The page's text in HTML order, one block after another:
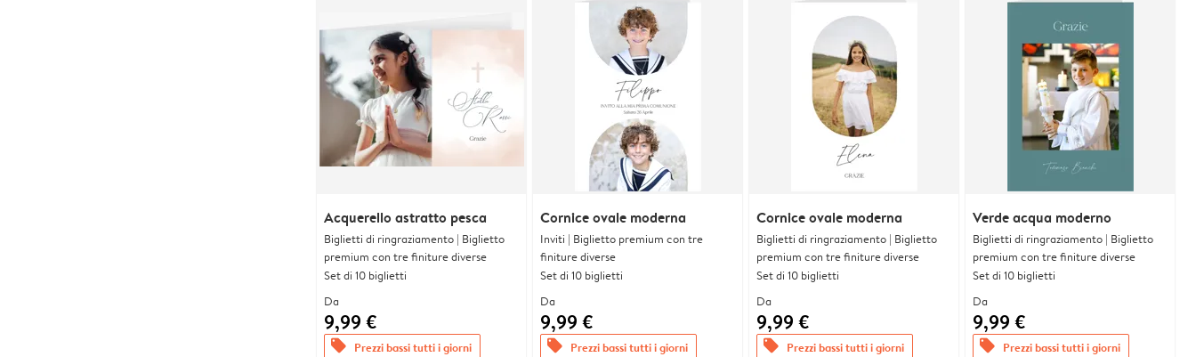
Acquerello astratto pesca
Biglietti di ringraziamento | Biglietto
premium con tre finiture diverse
Set di 10 biglietti
Da
9,99 €
offers Prezzi bassi tutti i giorni
Cornice ovale moderna
Inviti | Biglietto premium con tre
finiture diverse
Set di 10 biglietti
Da
9,99 €
offers Prezzi bassi tutti i giorni
Cornice ovale moderna
Biglietti di ringraziamento | Biglietto
premium con tre finiture diverse
Set di 10 biglietti
Da
9,99 €
offers Prezzi bassi tutti i giorni
Verde acqua moderno
Biglietti di ringraziamento | Biglietto
premium con tre finiture diverse
Set di 10 biglietti
Da
9,99 €
offers Prezzi bassi tutti i giorni